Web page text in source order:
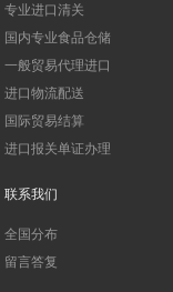
专业进口清关
国内专业食品仓储
一般贸易代理进口
进口物流配送
国际贸易结算
进口报关单证办理
联系我们
全国分布
留言答复